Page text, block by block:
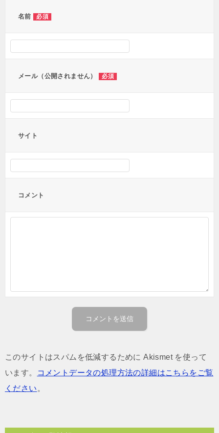
名前 必須
メール（公開されません） 必須
サイト
コメント
このサイトはスパムを低減するために Akismet を使って
います。
コメントデータの処理方法の詳細はこちらをご覧
ください 。